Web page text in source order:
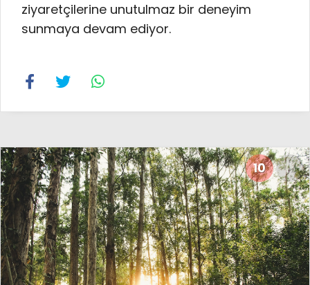
ziyaretçilerine unutulmaz bir deneyim
sunmaya devam ediyor.
10 16